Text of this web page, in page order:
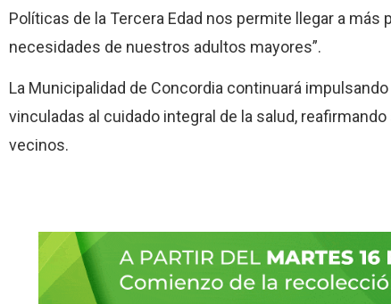
Políticas de la Tercera Edad nos permite llegar a
necesidades de nuestros adultos mayores”.
La Municipalidad de Concordia continuará
vinculadas al cuidado integral de la salud,
vecinos.